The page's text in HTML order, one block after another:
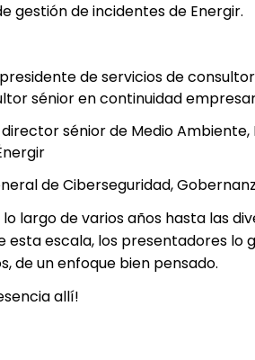
gestión de incidentes de Energir.
de servicios de
sénior en continuidad
sénior de Medio
de Ciberseguridad,
largo de varios años hasta las
esta escala, los presentadores lo
de un enfoque bien pensado.
allí!